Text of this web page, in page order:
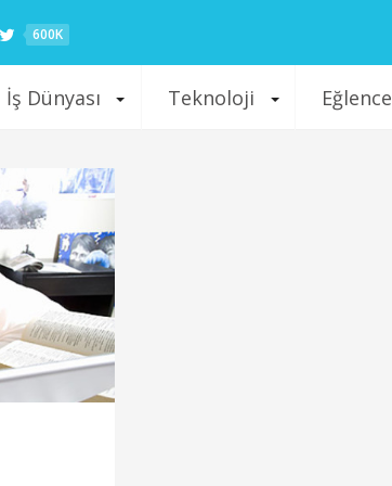
600K
İş Dünyası Teknoloji Eğlence